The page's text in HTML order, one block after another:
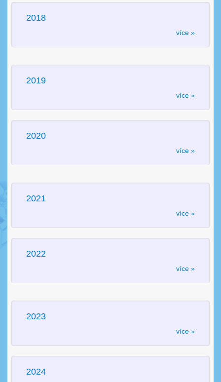
2018
více »
2019
více »
2020
více »
2021
více »
2022
více »
2023
více »
2024